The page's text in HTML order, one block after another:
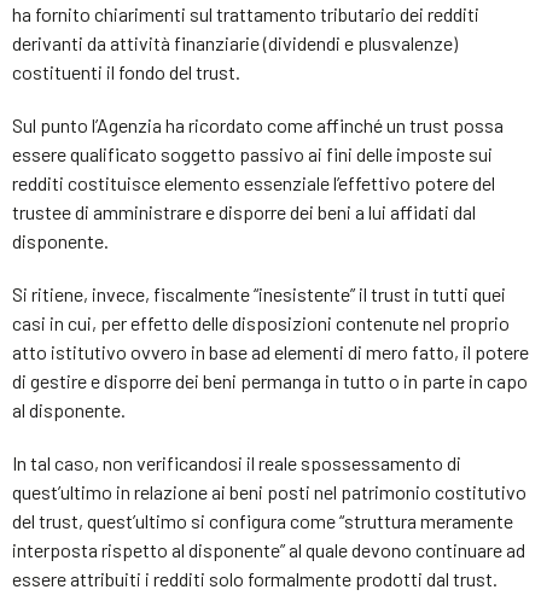
ha fornito chiarimenti sul trattamento tributario dei redditi
derivanti da attività finanziarie (dividendi e plusvalenze)
costituenti il fondo del trust.
Sul punto l’Agenzia ha ricordato come affinché un trust possa
essere qualificato soggetto passivo ai fini delle imposte sui
redditi costituisce elemento essenziale l’effettivo potere del
trustee di amministrare e disporre dei beni a lui affidati dal
disponente.
Si ritiene, invece, fiscalmente “inesistente” il trust in tutti quei
casi in cui, per effetto delle disposizioni contenute nel proprio
atto istitutivo ovvero in base ad elementi di mero fatto, il potere
di gestire e disporre dei beni permanga in tutto o in parte in capo
al disponente.
In tal caso, non verificandosi il reale spossessamento di
quest’ultimo in relazione ai beni posti nel patrimonio costitutivo
del trust, quest’ultimo si configura come “struttura meramente
interposta rispetto al disponente” al quale devono continuare ad
essere attribuiti i redditi solo formalmente prodotti dal trust.